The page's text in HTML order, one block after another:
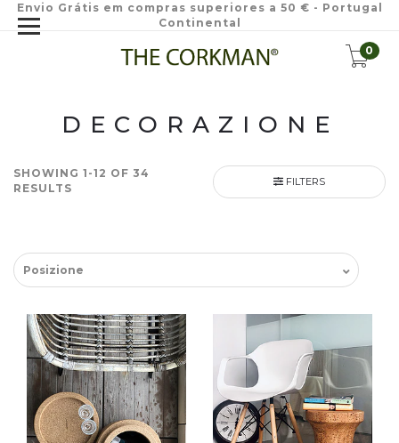
Envio Grátis em compras superiores a 50 € - Portugal
Continental
0
DECORAZIONE
SHOWING 1-12 OF 34
RESULTS
FILTERS